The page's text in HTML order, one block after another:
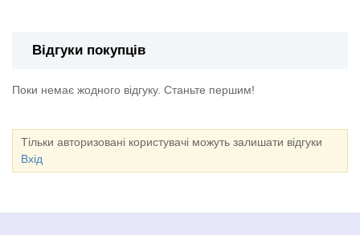
Відгуки покупців
Поки немає жодного відгуку. Станьте першим!
Тільки авторизовані користувачі можуть залишати відгуки
Вхід